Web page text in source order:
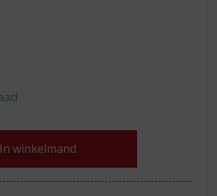
In winkelmand